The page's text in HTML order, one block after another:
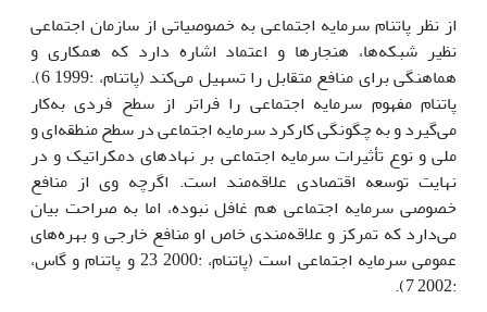
از نظر پاتنام سرمایه اجتماعی به خصوصیاتی از سازمان اجتماعی
نظیر شبکه‌ها، هنجارها و اعتماد اشاره دارد که همکاری و
هماهنگی برای منافع متقابل را تسهیل می‌کند (پاتنام، :1999 6).
پاتنام مفهوم سرمایه اجتماعی را فراتر از سطح فردی به‌کار
می‌گیرد و به چگونگی کارکرد سرمایه اجتماعی در سطح منطقه‌ای و
ملی و نوع تأثیرات سرمایه اجتماعی بر نهادهای دمکراتیک و در
نهایت توسعه اقتصادی علاقه‌مند است. اگرچه وی از منافع
خصوصی سرمایه اجتماعی هم غافل نبوده، اما به صراحت بیان
می‌دارد که تمرکز و علاقه‌مندی خاص او منافع خارجی و بهره‌های
عمومی سرمایه اجتماعی است (پاتنام، :2000 23 و پاتنام و گاس،
:2002 7).